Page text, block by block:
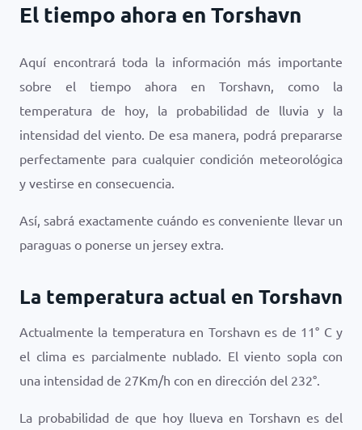
El tiempo ahora en Torshavn
Aquí encontrará toda la información más importante
sobre el tiempo ahora en Torshavn, como la
temperatura de hoy, la probabilidad de lluvia y la
intensidad del viento. De esa manera, podrá prepararse
perfectamente para cualquier condición meteorológica
y vestirse en consecuencia.
Así, sabrá exactamente cuándo es conveniente llevar un
paraguas o ponerse un jersey extra.
La temperatura actual en Torshavn
Actualmente la temperatura en Torshavn es de 11° Cy
el clima es parcialmente nublado. El viento sopla con
una intensidad de 27Km/h con en dirección del 232°.
La probabilidad de que hoy llueva en Torshavn es del